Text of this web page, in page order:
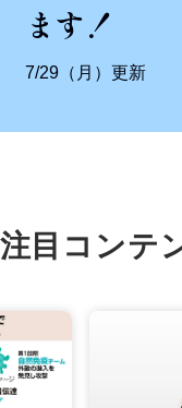
ます！
7/29（月）更新
注目コンテ